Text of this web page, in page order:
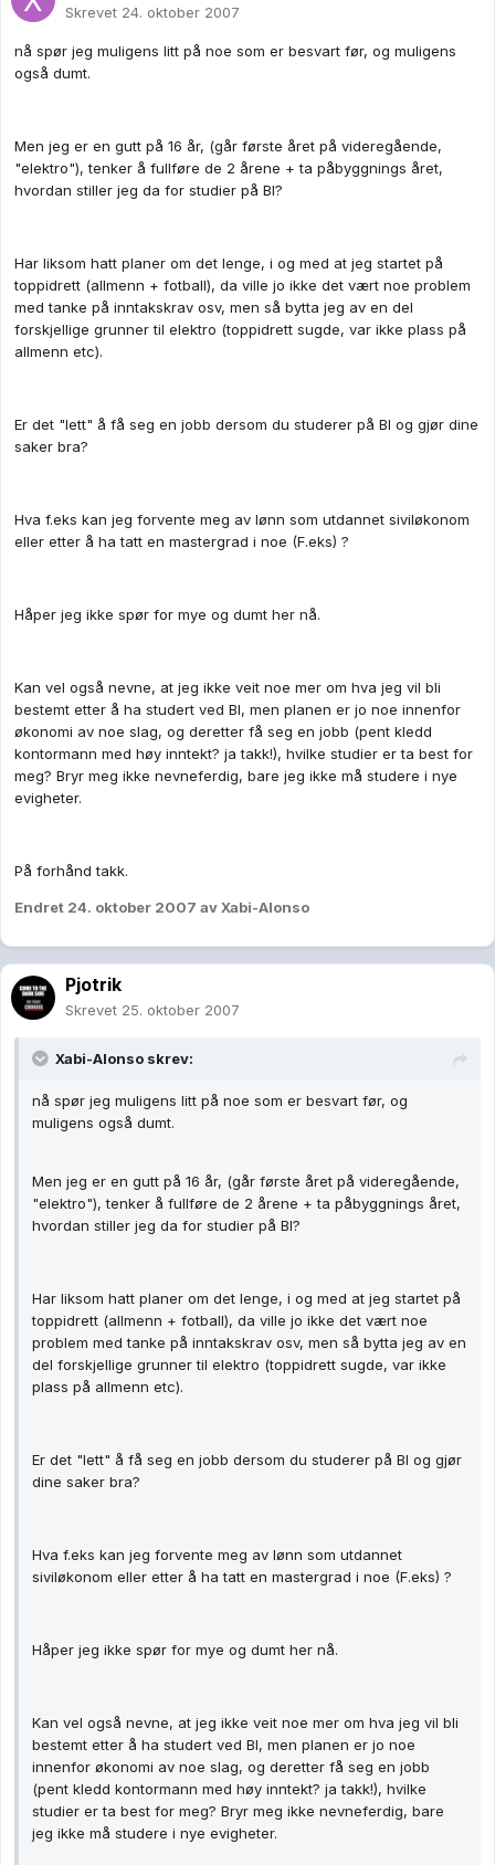
Skrevet 24. oktober 2007
nå spør jeg muligens litt på noe som er besvart før, og muligens
også dumt.
Men jeg er en gutt på 16 år, (går første året på videregående,
"elektro"), tenker å fullføre de 2 årene + ta påbyggnings året,
hvordan stiller jeg da for studier på BI?
Har liksom hatt planer om det lenge, i og med at jeg startet på
toppidrett (allmenn + fotball), da ville jo ikke det vært noe problem
med tanke på inntakskrav osv, men så bytta jeg av en del
forskjellige grunner til elektro (toppidrett sugde, var ikke plass på
allmenn etc).
Er det "lett" å få seg en jobb dersom du studerer på BI og gjør dine
saker bra?
Hva f.eks kan jeg forvente meg av lønn som utdannet siviløkonom
eller etter å ha tatt en mastergrad i noe (F.eks) ?
Håper jeg ikke spør for mye og dumt her nå.
Kan vel også nevne, at jeg ikke veit noe mer om hva jeg vil bli
bestemt etter å ha studert ved BI, men planen er jo noe innenfor
økonomi av noe slag, og deretter få seg en jobb (pent kledd
kontormann med høy inntekt? ja takk!), hvilke studier er ta best for
meg? Bryr meg ikke nevneferdig, bare jeg ikke må studere i nye
evigheter.
På forhånd takk.
Endret 24. oktober 2007 av Xabi-Alonso
Pjotrik
Skrevet 25. oktober 2007
Xabi-Alonso skrev:
nå spør jeg muligens litt på noe som er besvart før, og
muligens også dumt.
Men jeg er en gutt på 16 år, (går første året på videregående,
"elektro"), tenker å fullføre de 2 årene + ta påbyggnings året,
hvordan stiller jeg da for studier på BI?
Har liksom hatt planer om det lenge, i og med at jeg startet på
toppidrett (allmenn + fotball), da ville jo ikke det vært noe
problem med tanke på inntakskrav osv, men så bytta jeg av en
del forskjellige grunner til elektro (toppidrett sugde, var ikke
plass på allmenn etc).
Er det "lett" å få seg en jobb dersom du studerer på BI og gjør
dine saker bra?
Hva f.eks kan jeg forvente meg av lønn som utdannet
siviløkonom eller etter å ha tatt en mastergrad i noe (F.eks) ?
Håper jeg ikke spør for mye og dumt her nå.
Kan vel også nevne, at jeg ikke veit noe mer om hva jeg vil bli
bestemt etter å ha studert ved BI, men planen er jo noe
innenfor økonomi av noe slag, og deretter få seg en jobb
(pent kledd kontormann med høy inntekt? ja takk!), hvilke
studier er ta best for meg? Bryr meg ikke nevneferdig, bare
jeg ikke må studere i nye evigheter.